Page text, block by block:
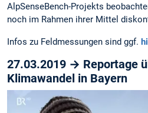
AlpSenseBench-Projekts
noch im Rahmen ihrer Mittel
Infos zu Feldmessungen sind ggf.
27.03.2019 → Reportage
Klimawandel in Bayern